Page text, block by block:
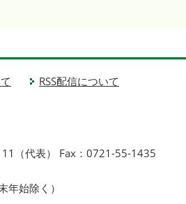
RSS配信について
（代表） Fax：0721-55-1435
始除く）